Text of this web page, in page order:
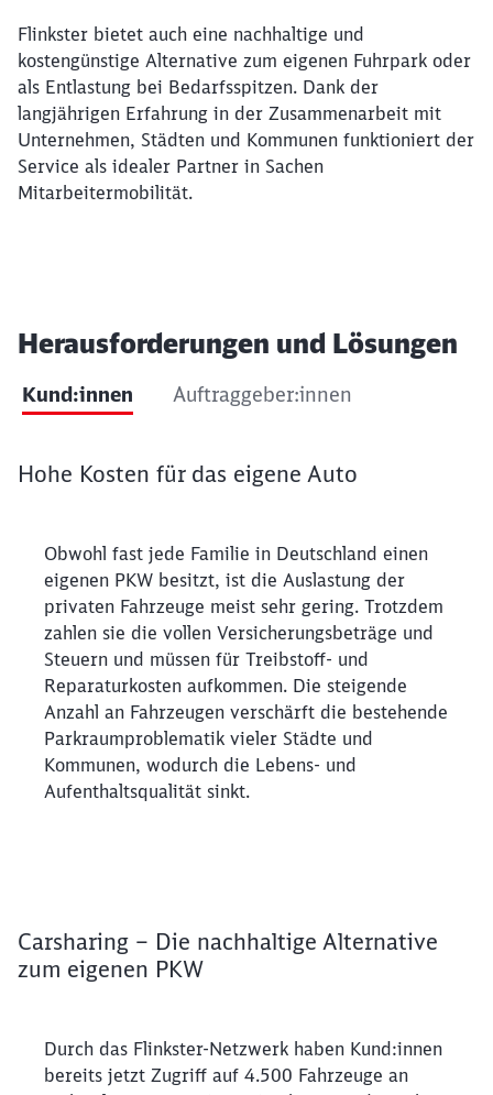
Flinkster bietet auch eine nachhaltige und
kostengünstige Alternative zum eigenen Fuhrpark oder
als Entlastung bei Bedarfsspitzen. Dank der
langjährigen Erfahrung in der Zusammenarbeit mit
Unternehmen, Städten und Kommunen funktioniert der
Service als idealer Partner in Sachen
Mitarbeitermobilität.
Herausforderungen und Lösungen
Kund:innen Auftraggeber:innen
Tab Kund:innen
Hohe Kosten für das eigene Auto
Obwohl fast jede Familie in Deutschland einen
Obwohl fast jede Familie in Deutschland einen
eigenen PKW besitzt, ist die Auslastung der
privaten Fahrzeuge meist sehr gering. Trotzdem
zahlen sie die vollen Versicherungsbeträge und
Steuern und müssen für Treibstoff- und
Reparaturkosten aufkommen. Die steigende
Anzahl an Fahrzeugen verschärft die bestehende
Parkraumproblematik vieler Städte und
Kommunen, wodurch die Lebens- und
Aufenthaltsqualität sinkt.
Carsharing – Die nachhaltige Alternative
zum eigenen PKW
Durch das Flinkster-Netzwerk haben Kund:innen
Durch das Flinkster-Netzwerk haben Kund:innen
bereits jetzt Zugriff auf 4.500 Fahrzeuge an